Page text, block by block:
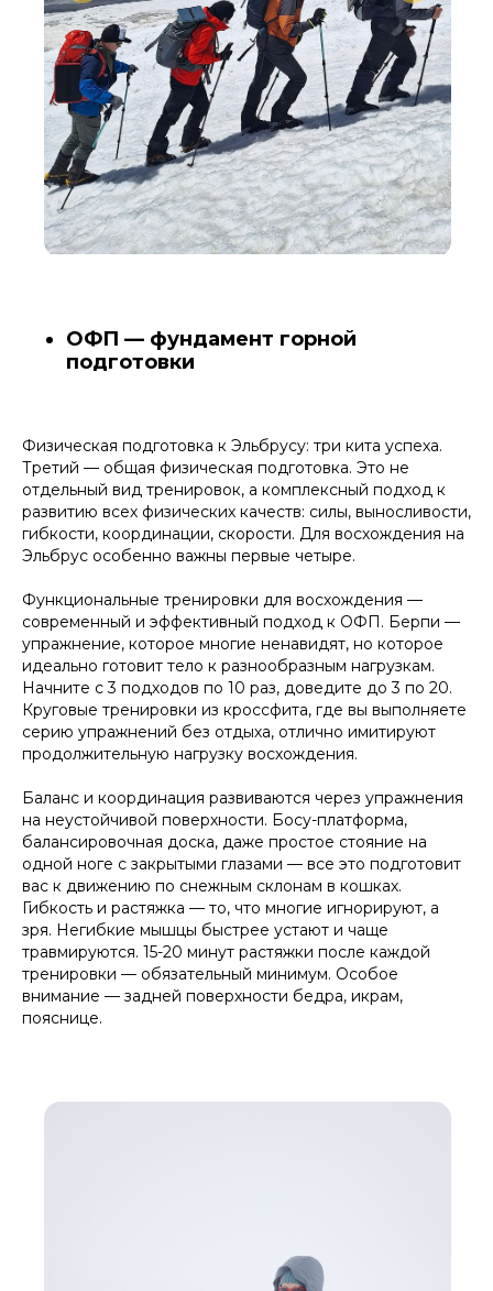
ОФП — фундамент горной
подготовки
Физическая подготовка к Эльбрусу: три кита успеха.
Третий — общая физическая подготовка. Это не
отдельный вид тренировок, а комплексный подход к
развитию всех физических качеств: силы, выносливости,
гибкости, координации, скорости. Для восхождения на
Эльбрус особенно важны первые четыре.
Функциональные тренировки для восхождения —
современный и эффективный подход к ОФП. Берпи —
упражнение, которое многие ненавидят, но которое
идеально готовит тело к разнообразным нагрузкам.
Начните с 3 подходов по 10 раз, доведите до 3 по 20.
Круговые тренировки из кроссфита, где вы выполняете
серию упражнений без отдыха, отлично имитируют
продолжительную нагрузку восхождения.
Баланс и координация развиваются через упражнения
на неустойчивой поверхности. Босу-платформа,
балансировочная доска, даже простое стояние на
одной ноге с закрытыми глазами — все это подготовит
вас к движению по снежным склонам в кошках.
Гибкость и растяжка — то, что многие игнорируют, а
зря. Негибкие мышцы быстрее устают и чаще
травмируются. 15-20 минут растяжки после каждой
тренировки — обязательный минимум. Особое
внимание — задней поверхности бедра, икрам,
пояснице.